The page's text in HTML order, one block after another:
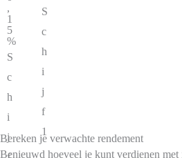
S
c
h
i
j
f
1
1
5
%
S
c
h
i
j
Bereken je verwachte rendement
Benieuwd hoeveel je kunt verdienen met